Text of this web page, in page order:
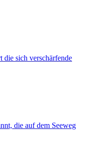
die sich verschärfende
die auf dem Seeweg